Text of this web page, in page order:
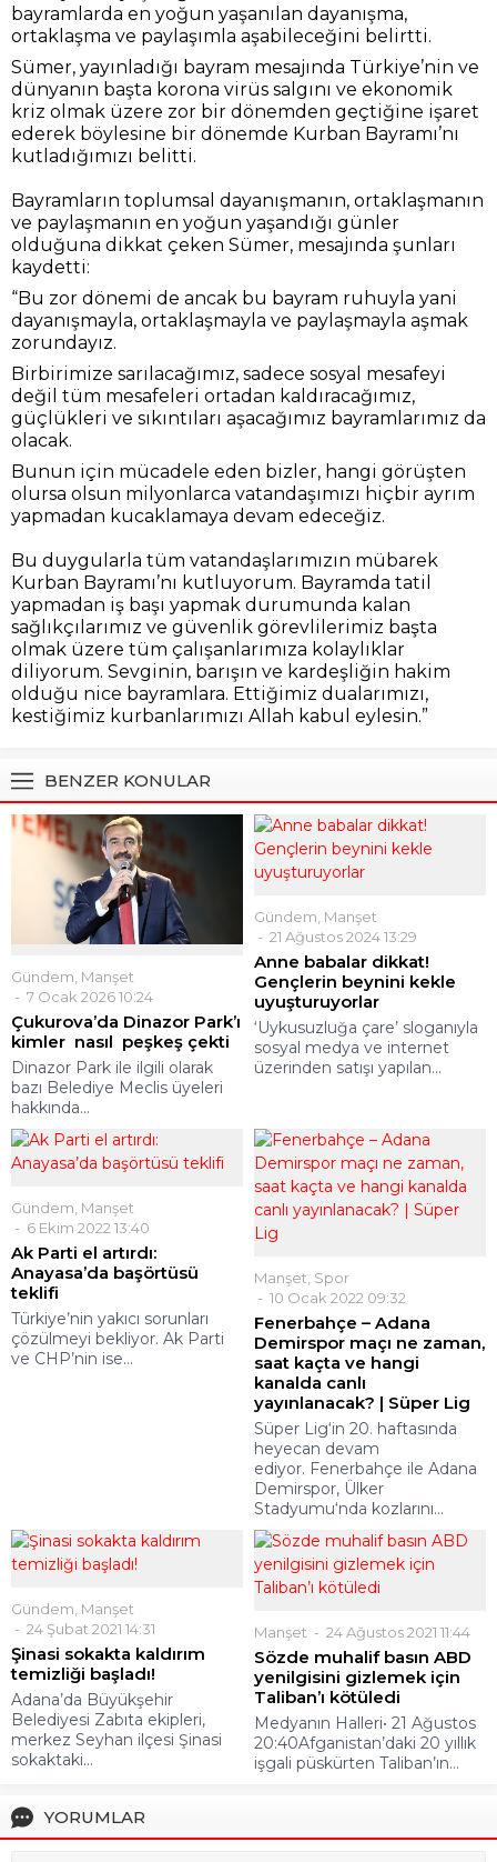
bayramlarda en yoğun yaşanılan dayanışma,
ortaklaşma ve paylaşımla aşabileceğini belirtti.
Sümer, yayınladığı bayram mesajında Türkiye’nin ve
dünyanın başta korona virüs salgını ve ekonomik
kriz olmak üzere zor bir dönemden geçtiğine işaret
ederek böylesine bir dönemde Kurban Bayramı’nı
kutladığımızı belitti.
Bayramların toplumsal dayanışmanın, ortaklaşmanın
ve paylaşmanın en yoğun yaşandığı günler
olduğuna dikkat çeken Sümer, mesajında şunları
kaydetti:
“Bu zor dönemi de ancak bu bayram ruhuyla yani
dayanışmayla, ortaklaşmayla ve paylaşmayla aşmak
zorundayız.
Birbirimize sarılacağımız, sadece sosyal mesafeyi
değil tüm mesafeleri ortadan kaldıracağımız,
güçlükleri ve sıkıntıları aşacağımız bayramlarımız da
olacak.
Bunun için mücadele eden bizler, hangi görüşten
olursa olsun milyonlarca vatandaşımızı hiçbir ayrım
yapmadan kucaklamaya devam edeceğiz.
Bu duygularla tüm vatandaşlarımızın mübarek
Kurban Bayramı’nı kutluyorum. Bayramda tatil
yapmadan iş başı yapmak durumunda kalan
sağlıkçılarımız ve güvenlik görevlilerimiz başta
olmak üzere tüm çalışanlarımıza kolaylıklar
diliyorum. Sevginin, barışın ve kardeşliğin hakim
olduğu nice bayramlara. Ettiğimiz dualarımızı,
kestiğimiz kurbanlarımızı Allah kabul eylesin.”
BENZER KONULAR
Gündem, Manşet
7 Ocak 2026 10:24
Çukurova’da Dinazor Park’ı
kimler nasıl peşkeş çekti
Dinazor Park ile ilgili olarak
bazı Belediye Meclis üyeleri
hakkında...
Gündem Manşet
21 Ağustos 2024 13:29
Anne babalar dikkat!
Gençlerin beynini kekle
uyuşturuyorlar
‘Uykusuzluğa çare’ sloganıyla
sosyal medya ve internet
üzerinden satışı yapılan...
Gündem, Manşet
6 Ekim 2022 13:40
Ak Parti el artırdı:
Anayasa’da başörtüsü
teklifi
Türkiye’nin yakıcı sorunları
çözülmeyi bekliyor. Ak Parti
ve CHP’nin ise...
Manşet, Spor
10 Ocak 2022 09:32
Fenerbahçe – Adana
Demirspor maçı ne zaman,
saat kaçta ve hangi
kanalda canlı
yayınlanacak? | Süper Lig
Süper Lig‘in 20. haftasında
heyecan devam
ediyor. Fenerbahçe ile Adana
Demirspor, Ülker
Stadyumu‘nda kozlarını...
Gündem, Manşet
24 Şubat 2021 14:31
Şinasi sokakta kaldırım
temizliği başladı!
Adana’da Büyükşehir
Belediyesi Zabıta ekipleri,
merkez Seyhan ilçesi Şinasi
sokaktaki...
Manşet 24 Ağustos 2021 11:44
Sözde muhalif basın ABD
yenilgisini gizlemek için
Taliban’ı kötüledi
Medyanın Halleri• 21 Ağustos
20:40Afganistan’daki 20 yıllık
işgali püskürten Taliban’ın...
YORUMLAR